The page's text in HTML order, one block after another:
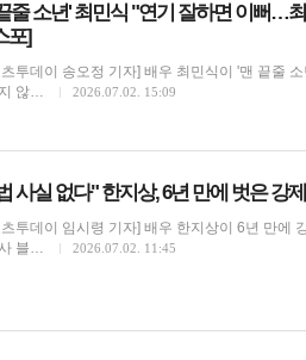
줄 소년' 최민식 "연기 잘하면 이뻐…
포]
츠투데이 송오정 기자] 배우 최민식이 '맨 끝줄
않…
2026.07.02. 15:09
사실 없다" 한지상, 6년 만에 벗은 강
츠투데이 임시령 기자] 배우 한지상이 6년 만에
블…
2026.07.02. 11:45